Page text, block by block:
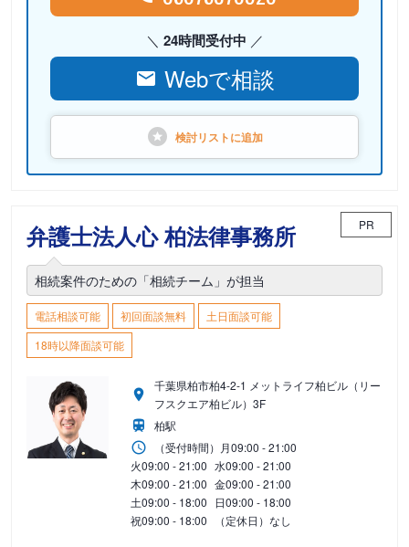
24時間受付中
Webで相談
検討リストに追加
弁護士法人心 柏法律事務所 PR
相続案件のための「相続チーム」が担当
電話相談可能 初回面談無料
土日面談可能
18時以降面談可能
千葉県柏市柏4-2-1 メットライフ柏ビル（リー
フスクエア柏ビル）3F
柏駅
（受付時間） 月09:00 - 21:00
火09:00 - 21:00 水09:00 - 21:00
木09:00 - 21:00 金09:00 - 21:00
土09:00 - 18:00 日09:00 - 18:00
祝09:00 - 18:00 （定休日）なし